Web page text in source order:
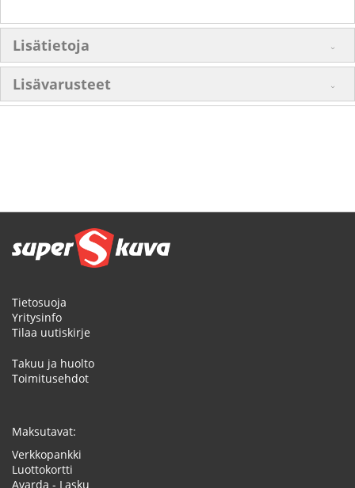
Lisätietoja
Lisävarusteet
Tietosuoja
Yritysinfo
Tilaa uutiskirje
Takuu ja huolto
Toimitusehdot
Maksutavat:
Verkkopankki
Luottokortti
Avarda - Lasku